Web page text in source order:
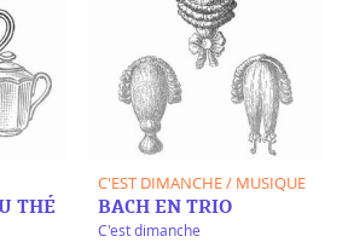
THÉ
C'EST DIMANCHE / MUSIQUE
BACH EN TRIO
C'est dimanche